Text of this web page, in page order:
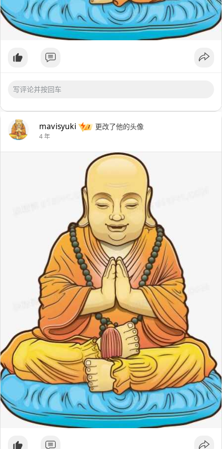
mavisyuki 更改了他的头像
4 年